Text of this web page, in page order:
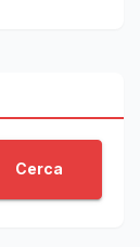
Cerca